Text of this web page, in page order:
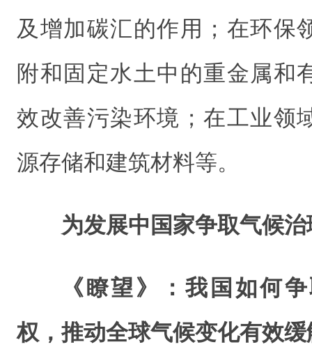
及增加碳汇的作用；在环保
附和固定水土中的重金属和
效改善污染环境；在工业领
源存储和建筑材料等。
为发展中国家争取气候
《瞭望》：我国如何
权，推动全球气候变化有效缓